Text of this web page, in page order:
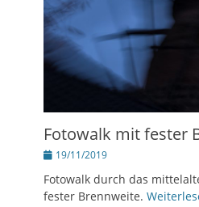
Fotowalk mit fester
Posted
19/11/2019
Fotowalk durch das
fester Brennweite.